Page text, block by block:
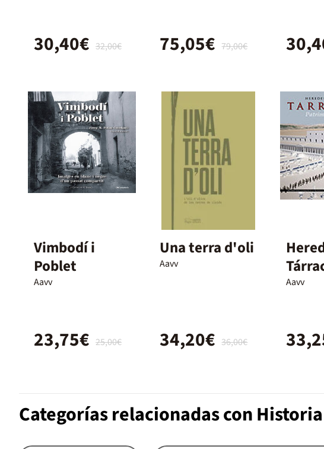
32,00€
30,40€ 79,00€
75,05€
Vimbodí i
Poblet
Aavv
25,00€
23,75€
Una terra d'oli
Aavv
36,00€
34,20€
Aavv
Categorías relacionadas con Historia